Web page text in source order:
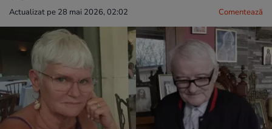
Actualizat pe 28 mai 2026, 02:02 Comentează